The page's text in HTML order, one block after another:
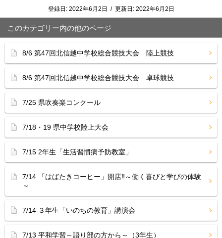
登録日: 2022年6月2日 / 更新日: 2022年6月2日
このカテゴリー内の他のページ
8/6 第47回北信越中学校総合競技大会 陸上競技
8/6 第47回北信越中学校総合競技大会 卓球競技
7/25 県吹奏楽コンクール
7/18・19 県中学校陸上大会
7/15 2年生「生活習慣病予防教室」
7/14 「はばたきコーヒー」開店‼︎～働く喜びと学びの体験
～
7/14 ３年生「いのちの教育」講演会
7/13 平和学習～語り部の方から～（3年生）